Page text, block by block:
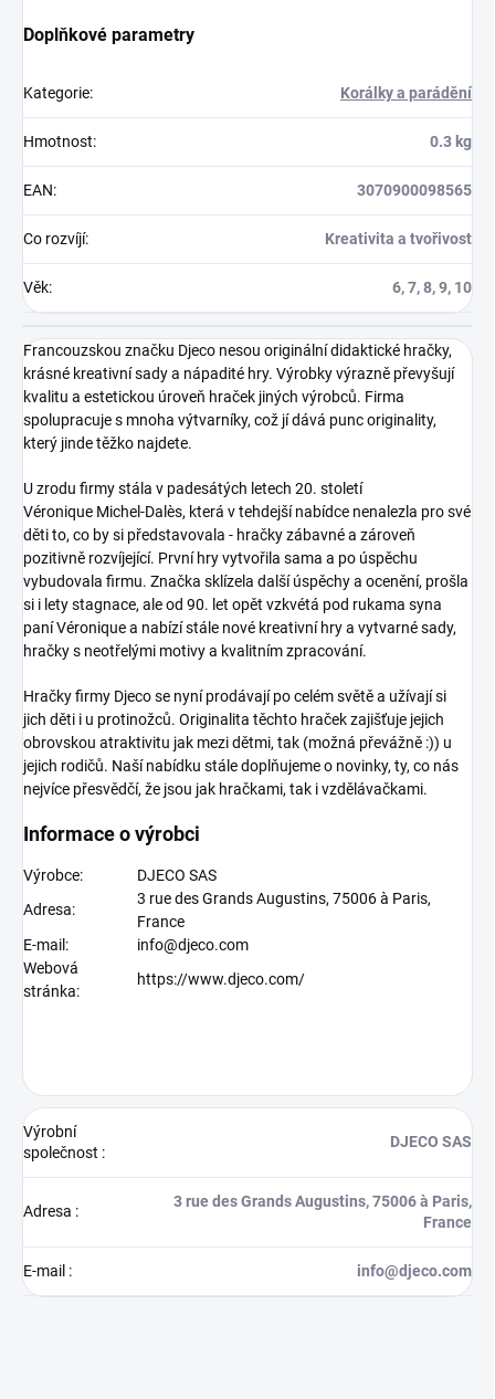
Doplňkové parametry
Kategorie: Korálky a parádění
Hmotnost: 0.3 kg
EAN: 3070900098565
Co rozvíjí: Kreativita a tvořivost
Věk: 6, 7, 8, 9, 10
Francouzskou značku Djeco nesou originální didaktické hračky,
krásné kreativní sady a nápadité hry. Výrobky výrazně převyšují
kvalitu a estetickou úroveň hraček jiných výrobců. Firma
spolupracuje s mnoha výtvarníky, což jí dává punc originality,
který jinde těžko najdete.
U zrodu firmy stála v padesátých letech 20. století
Véronique Michel-Dalès, která v tehdejší nabídce nenalezla pro své
děti to, co by si představovala - hračky zábavné a zároveň
pozitivně rozvíjející. První hry vytvořila sama a po úspěchu
vybudovala firmu. Značka sklízela další úspěchy a ocenění, prošla
si i lety stagnace, ale od 90. let opět vzkvétá pod rukama syna
paní Véronique a nabízí stále nové kreativní hry a vytvarné sady,
hračky s neotřelými motivy a kvalitním zpracování.
Hračky firmy Djecose nyní prodávají po celém světě a užívají si
jich děti i u protinožců. Originalita těchto hraček zajišťuje jejich
obrovskou atraktivitu jak mezi dětmi, tak (možná převážně :)) u
jejich rodičů. Naší nabídku stále doplňujeme o novinky, ty, co nás
nejvíce přesvědčí, že jsou jak hračkami, tak i vzdělávačkami.
Informace o výrobci
Výrobce:
DJECO SAS
Adresa:
3 rue des Grands Augustins, 75006 à Paris,
France
E-mail:
info@djeco.com
Webová
stránka:
https://www.djeco.com/
Výrobní
společnost :
DJECO SAS
Adresa :
3 rue des Grands Augustins, 75006 à Paris,
France
E-mail : info@djeco.com